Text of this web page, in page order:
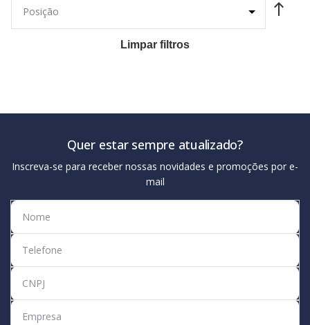
Limpar filtros
Quer estar sempre atualizado?
Inscreva-se para receber nossas novidades e promoções por e-
mail